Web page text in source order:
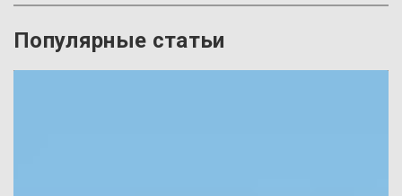
Популярные статьи